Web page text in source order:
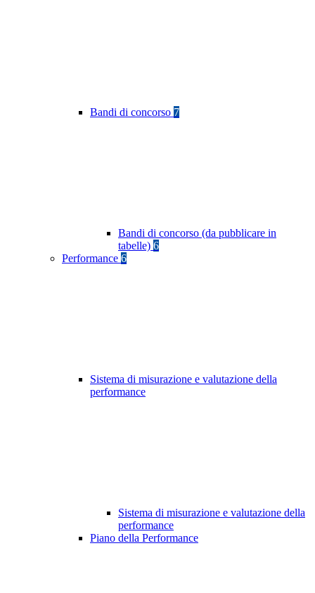
Bandi di concorso 7
Bandi di concorso (da pubblicare in
tabelle) 6
Performance 6
Sistema di misurazione e valutazione della
performance
Sistema di misurazione e valutazione della
performance
Piano della Performance